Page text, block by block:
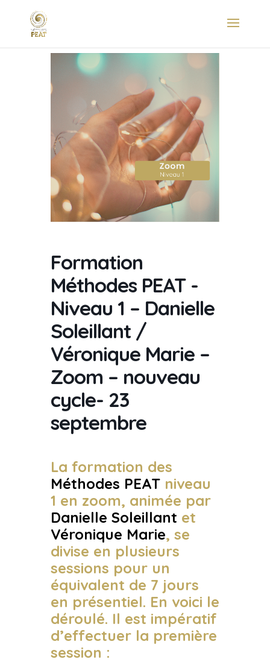
Formation
Méthodes PEAT -
Niveau 1 – Danielle
Soleillant /
Véronique Marie –
Zoom – nouveau
cycle- 23
septembre
La formation des
Méthodes PEAT niveau
1 en zoom, animée par
Danielle Soleillant et
Véronique Marie, se
divise en plusieurs
sessions pour un
équivalent de 7 jours
en présentiel. En voici le
déroulé. Il est impératif
d’effectuer la première
session :